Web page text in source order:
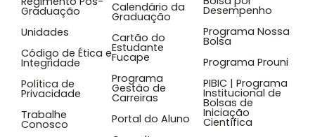
Graduação
Unidades
Código de Ética e
Integridade
Política de
Privacidade
Trabalhe
Conosco
Calendário da
Graduação
Cartão do
Estudante
Fucape
Programa
Gestão de
Carreiras
Portal do Aluno
Desempenho
Programa Nossa
Bolsa
Programa Prouni
PIBIC | Programa
Institucional de
Bolsas de
Iniciação
Científica